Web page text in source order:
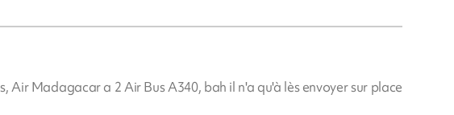
Air Madagacar a 2 Air Bus A340, bah il n'a qu'à lès envoyer sur place